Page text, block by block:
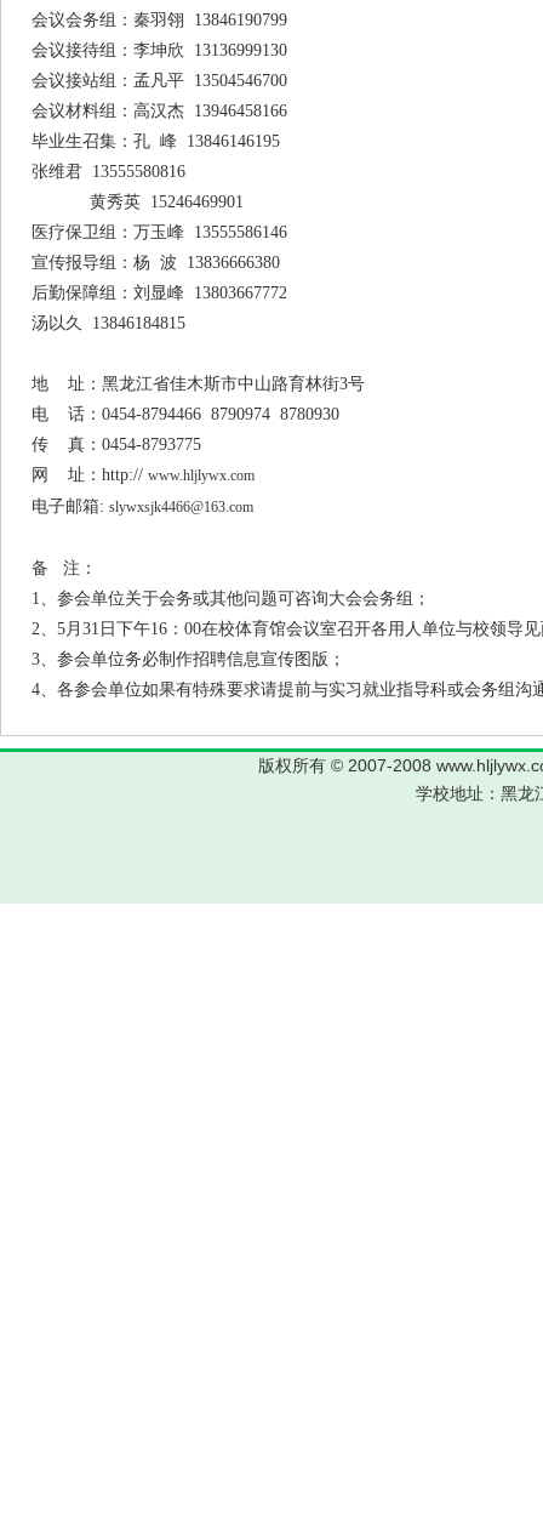
会议会务组：秦羽翎 13846190799
会议接待组：李坤欣 13136999130
会议接站组：孟凡平 13504546700
会议材料组：高汉杰 13946458166
毕业生召集：孔 峰 13846146195
张维君 13555580816
黄秀英 15246469901
医疗保卫组：万玉峰 13555586146
宣传报导组：杨 波 13836666380
后勤保障组：刘显峰 13803667772
汤以久 13846184815
地 址：黑龙江省佳木斯市中山路育林街3号
电 话：0454-8794466 8790974 8780930
传 真：0454-8793775
网 址：http:// www.hljlywx.com
电子邮箱: slywxsjk4466@163.com
备 注：
1、参会单位关于会务或其他问题可咨询大会会务组；
2、5月31日下午16：00在校体育馆会议室召开各用人单位与校领导
3、参会单位务必制作招聘信息宣传图版；
4、各参会单位如果有特殊要求请提前与实习就业指导科或会务组沟
版权所有 © 2007-2008
学校地址：黑龙